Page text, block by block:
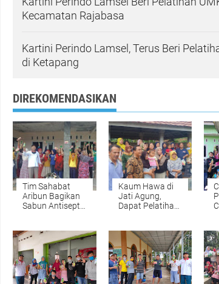
Kecamatan Rajabasa
Kartini Perindo Lamsel, Terus Beri
di Ketapang
DIREKOMENDASIKAN
Tim Sahabat
Aribun Bagikan
Sabun Antiseptik
Tanjung Bintang
Kaum Hawa di
Jati Agung,
Dapat Pelatihan
Lamsel